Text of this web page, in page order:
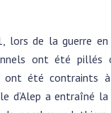
lors de la guerre en
ont été pillés
ont été contraints
d’Alep a entraîné la